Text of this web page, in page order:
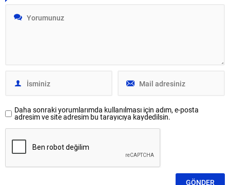
Daha sonraki yorumlarımda kullanılması için adım, e-posta
adresim ve site adresim bu tarayıcıya kaydedilsin.